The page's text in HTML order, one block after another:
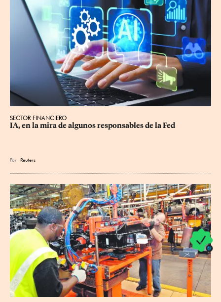
SECTOR FINANCIERO
IA, en la mira de algunos responsables de la Fed
Por Reuters